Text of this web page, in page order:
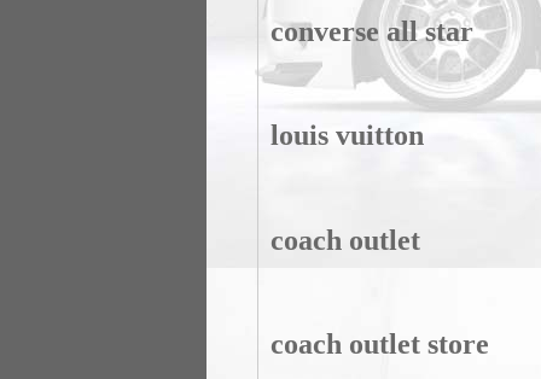
converse all star
louis vuitton
coach outlet
coach outlet store